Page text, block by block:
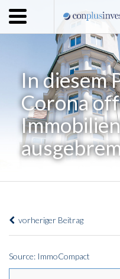
Menu
Home
Unternehmen
Leistungen
Immobilienangebote
News
Presse
In diesem
Corona
vorheriger Beitrag
Source: ImmoCompact